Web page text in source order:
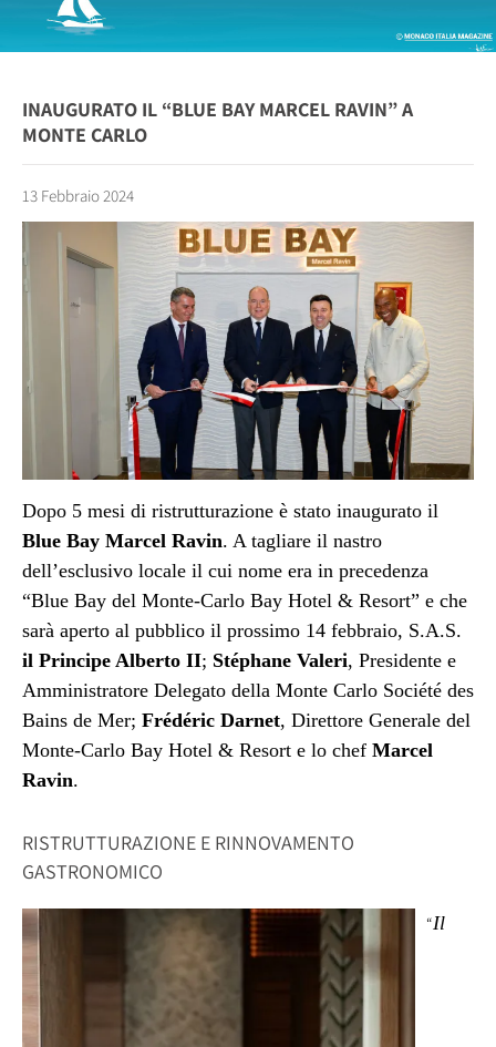
INAUGURATO IL “BLUE BAY MARCEL RAVIN” A
MONTE CARLO
13 Febbraio 2024
Dopo 5 mesi di ristrutturazione è stato inaugurato il
Blue Bay Marcel Ravin. A tagliare il nastro
dell’esclusivo locale il cui nome era in precedenza
“Blue Bay del Monte-Carlo Bay Hotel & Resort” e che
sarà aperto al pubblico il prossimo 14 febbraio, S.A.S.
il Principe Alberto II; Stéphane Valeri, Presidente e
Amministratore Delegato della Monte Carlo Société des
Bains de Mer; Frédéric Darnet, Direttore Generale del
Monte-Carlo Bay Hotel & Resort e lo chef Marcel
Ravin.
RISTRUTTURAZIONE E RINNOVAMENTO
GASTRONOMICO
“Il